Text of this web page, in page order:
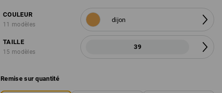
COULEUR
11 modèles
dijon
TAILLE
15 modèles
39
Remise sur quantité